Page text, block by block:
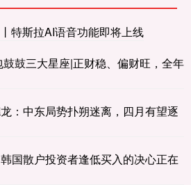
特斯拉AI语音功能即将上线
鼓三大星座|正财稳、偏财旺，全年
：中东局势扑朔迷离，四月有望逐
国散户投资者逢低买入的决心正在